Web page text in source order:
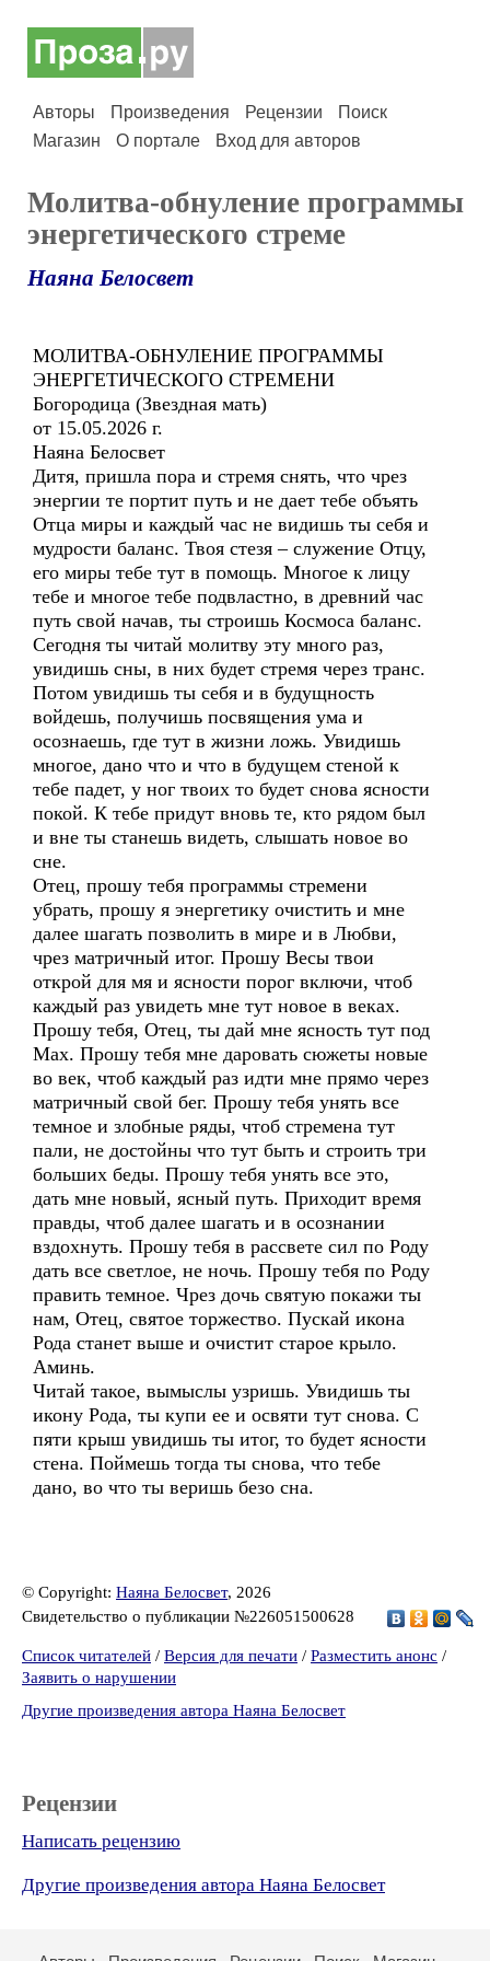
Авторы Произведения Рецензии
Поиск
Магазин
О портале Вход для авторов
Молитва-обнуление программы
энергетического стреме
Наяна Белосвет
МОЛИТВА-ОБНУЛЕНИЕ ПРОГРАММЫ
ЭНЕРГЕТИЧЕСКОГО СТРЕМЕНИ
Богородица (Звездная мать)
от 15.05.2026 г.
Наяна Белосвет
Дитя, пришла пора и стремя снять, что чрез
энергии те портит путь и не дает тебе объять
Отца миры и каждый час не видишь ты себя и
мудрости баланс. Твоя стезя – служение Отцу,
его миры тебе тут в помощь. Многое к лицу
тебе и многое тебе подвластно, в древний час
путь свой начав, ты строишь Космоса баланс.
Сегодня ты читай молитву эту много раз,
увидишь сны, в них будет стремя через транс.
Потом увидишь ты себя и в будущность
войдешь, получишь посвящения ума и
осознаешь, где тут в жизни ложь. Увидишь
многое, дано что и что в будущем стеной к
тебе падет, у ног твоих то будет снова ясности
покой. К тебе придут вновь те, кто рядом был
и вне ты станешь видеть, слышать новое во
сне.
Отец, прошу тебя программы стремени
убрать, прошу я энергетику очистить и мне
далее шагать позволить в мире и в Любви,
чрез матричный итог. Прошу Весы твои
открой для мя и ясности порог включи, чтоб
каждый раз увидеть мне тут новое в веках.
Прошу тебя, Отец, ты дай мне ясность тут под
Мах. Прошу тебя мне даровать сюжеты новые
во век, чтоб каждый раз идти мне прямо через
матричный свой бег. Прошу тебя унять все
темное и злобные ряды, чтоб стремена тут
пали, не достойны что тут быть и строить три
больших беды. Прошу тебя унять все это,
дать мне новый, ясный путь. Приходит время
правды, чтоб далее шагать и в осознании
вздохнуть. Прошу тебя в рассвете сил по Роду
дать все светлое, не ночь. Прошу тебя по Роду
править темное. Чрез дочь святую покажи ты
нам, Отец, святое торжество. Пускай икона
Рода станет выше и очистит старое крыло.
Аминь.
Читай такое, вымыслы узришь. Увидишь ты
икону Рода, ты купи ее и освяти тут снова. С
пяти крыш увидишь ты итог, то будет ясности
стена. Поймешь тогда ты снова, что тебе
дано, во что ты веришь безо сна.
© Copyright: Наяна Белосвет, 2026
Свидетельство о публикации №226051500628
Список читателей / Версия для печати / Разместить анонс /
Заявить о нарушении
Другие произведения автора Наяна Белосвет
Рецензии
Написать рецензию
Другие произведения автора Наяна Белосвет